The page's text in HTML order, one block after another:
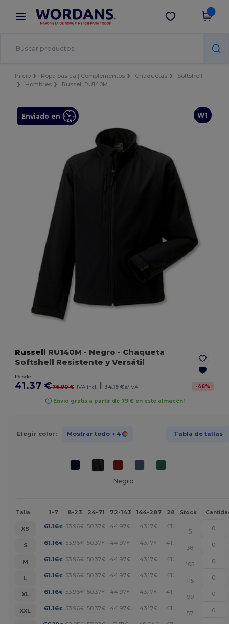
× App de Wordans
¡Mejores precios en app!
Descargar app
Inicio Ropa básica | Complementos Chaquetas
Softshell
Hombres
Russell RU140M
W1
Enviado en
Russell RU140M - Negro - Chaqueta
Softshell Resistente y Versátil
Desde
41.37 €76.90 € IVA incl. 34.19 €s/IVA -46%
Envío gratis a partir de 79 € en este almacén!
Elegir color: Mostrar todo + 4 Tabla de tallas
Negro
Talla 1-7 8-23 24-71 72-143 144-287 288 + Más
Stock
XS 61.16€ 53.96€ 50.37€ 44.97€ 43.17€ 41.37
5
S
61.16€ 53.96€ 50.37€ 44.97€ 43.17€ 41.37 +
38
M
61.16€ 53.96€ 50.37€ 44.97€ 43.17€ 41.37 +
105
L
61.16€ 53.96€ 50.37€ 44.97€ 43.17€ 41.37 +
115
XL
61.16€ 53.96€ 50.37€ 44.97€ 43.17€ 41.37 +
99
XXL
61.16€ 53.96€ 50.37€ 44.97€ 43.17€ 41.37 +
57